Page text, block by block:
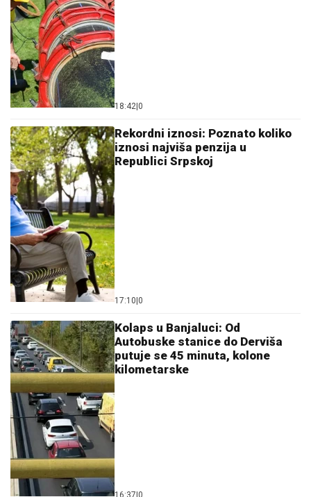
18:42|0
Rekordni iznosi: Poznato koliko
iznosi najviša penzija u
Republici Srpskoj
17:10|0
Kolaps u Banjaluci: Od
Autobuske stanice do Derviša
putuje se 45 minuta, kolone
kilometarske
16:37|0